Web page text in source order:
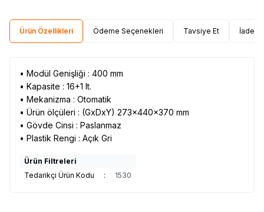
Ürün Özellikleri Ödeme Seçenekleri Tavsiye Et İade
• Modül Genişliği : 400 mm
• Kapasite : 16+1 lt.
• Mekanizma : Otomatik
• Ürün ölçüleri : (GxDxY) 273x440x370 mm
• Gövde Cinsi : Paslanmaz
• Plastik Rengi : Açık Gri
Ürün Filtreleri
Tedarikçi Ürün Kodu
: 1530